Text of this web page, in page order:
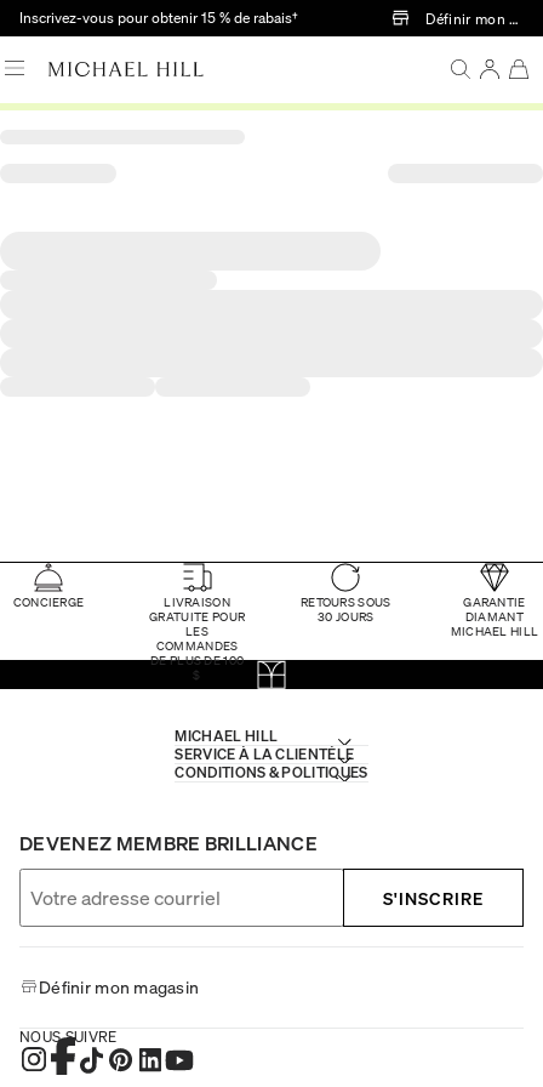
Passer au contenu principal
Inscrivez-vous pour obtenir 15 % de rabais† Définir mon
CONCIERGE
LIVRAISON
GRATUITE POUR
LES
COMMANDES
DE PLUS DE 100
$
RETOURS SOUS
30 JOURS
GARANTIE
DIAMANT
MICHAEL HILL
MICHAEL HILL
SERVICE À LA CLIENTÈLE
CONDITIONS & POLITIQUES
DEVENEZ MEMBRE BRILLIANCE
S'INSCRIRE
Définir mon magasin
NOUS SUIVRE